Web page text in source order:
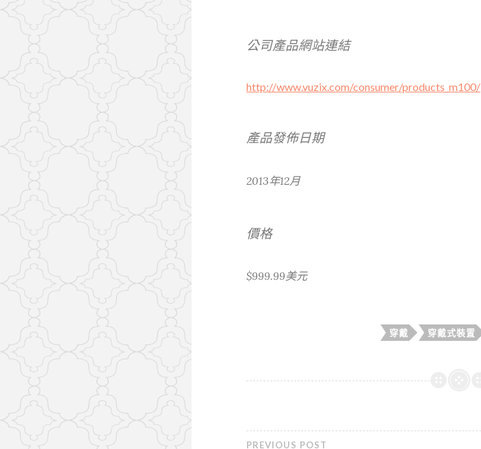
公司產品網站連結
http://www.vuzix.com/consumer/products_m100/
產品發佈日期
2013年12月
價格
$999.99美元
穿戴 穿戴式裝置
PREVIOUS POST